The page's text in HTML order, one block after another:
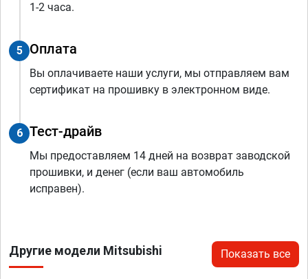
1-2 часа.
5 Оплата
Вы оплачиваете наши услуги, мы отправляем вам
сертификат на прошивку в электронном виде.
6 Тест-драйв
Мы предоставляем 14 дней на возврат заводской
прошивки, и денег (если ваш автомобиль
исправен).
Другие модели Mitsubishi Показать все